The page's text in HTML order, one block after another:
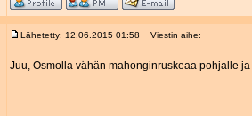
Lähetetty: 12.06.2015 01:58 Viestin aihe:
Juu, Osmolla vähän mahonginruskeaa pohjalle